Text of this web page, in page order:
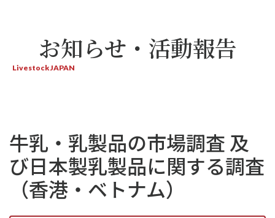
お知らせ・活動報告
Livestock JAPAN
牛乳・乳製品の市場調査 及
び日本製乳製品に関する調査
（香港・ベトナム）